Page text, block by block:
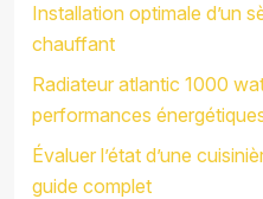
Installation optimale d’un
chauffant
Radiateur atlantic 1000
performances
Évaluer l’état d’une
guide complet